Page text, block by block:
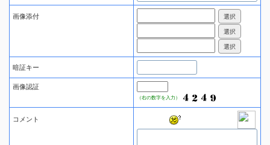
画像添付
暗証キー
画像認証
（右の数字を入力）
コメント